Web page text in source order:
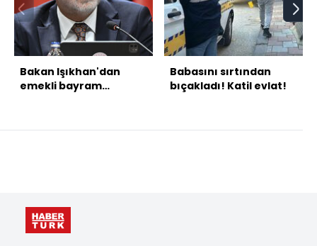
Bakan Işıkhan'dan
emekli bayram
Babasını sırtından
bıçakladı! Katil evlat!